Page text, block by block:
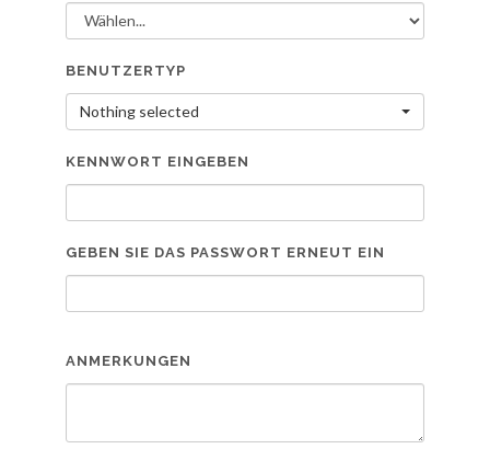
BENUTZERTYP
Nothing selected
KENNWORT EINGEBEN
GEBEN SIE DAS PASSWORT ERNEUT EIN
ANMERKUNGEN